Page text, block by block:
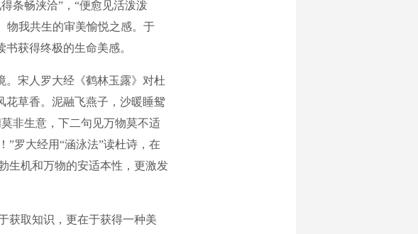
条畅浃洽”，“便愈见活泼泼
物我共生的审美愉悦之感。于
获得终极的生命美感。
宋人罗大经《鹤林玉露》对杜
花草香。泥融飞燕子，沙暖睡鸳
非生意，下二句见万物莫不适
”罗大经用“涵泳法”读杜诗，在
生机和万物的安适本性，更激发
取知识，更在于获得一种美